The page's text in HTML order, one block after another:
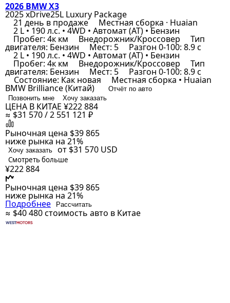
2026 BMW X3
2025 xDrive25L Luxury Package
21 день в продаже Местная сборка · Huaian
2 L • 190 л.с. • 4WD • Автомат (AT) • Бензин
Пробег: 4к км Внедорожник/Кроссовер Тип
двигателя: Бензин Мест: 5 Разгон 0-100: 8.9 с
2 L • 190 л.с. • 4WD • Автомат (AT) • Бензин
Пробег: 4к км Внедорожник/Кроссовер Тип
двигателя: Бензин Мест: 5 Разгон 0-100: 8.9 с
Состояние: Как новая Местная сборка • Huaian
BMW Brilliance (Китай)
Отчёт по авто
Позвонить мне
Хочу заказать
ЦЕНА В КИТАЕ ¥222 884
≈ $31 570 / 2 551 121 ₽
Рыночная цена $39 865
ниже рынка на 21%
Хочу заказать от $31 570 USD
Смотреть больше
¥222 884
Рыночная цена $39 865
ниже рынка на 21%
Подробнее Рассчитать
≈ $40 480стоимость авто в Китае